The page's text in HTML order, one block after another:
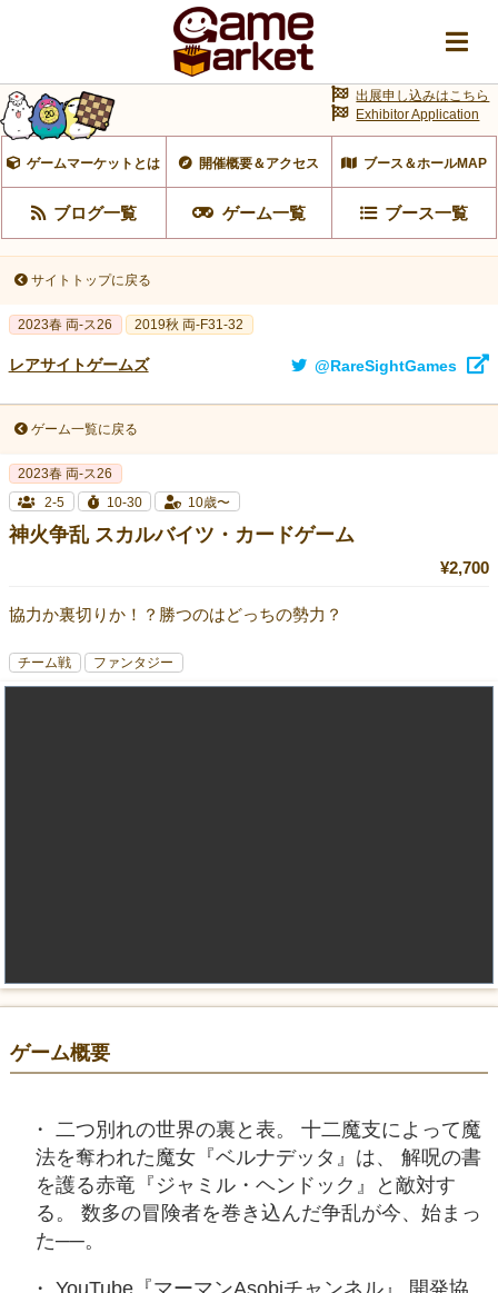
ゲームマーケットとは 開催概要＆アクセス ブース＆ホールMAP
ブログ一覧 ゲーム一覧 ブース一覧
出展申し込みはこちら
Exhibitor Application
サイトトップに戻る
2023春 両‐ス26 2019秋 両-F31-32
レアサイトゲームズ @RareSightGames
ゲーム一覧に戻る
2023春 両‐ス26
2-5
10-30 10歳〜
神火争乱 スカルバイツ・カードゲーム
¥2,700
協力か裏切りか！？勝つのはどっちの勢力？
チーム戦 ファンタジー
ゲーム概要
二つ別れの世界の裏と表。 十二魔支によって魔
法を奪われた魔女『ベルナデッタ』は、 解呪の書
を護る赤竜『ジャミル・ヘンドック』と敵対す
る。 数多の冒険者を巻き込んだ争乱が今、始まっ
た──。
YouTube『マーマンAsobiチャンネル』 開発協